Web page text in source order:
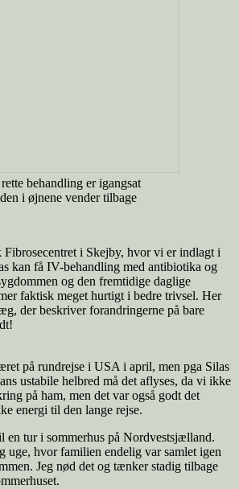
behandling er igangsat
i øjnene vender tilbage
i Skejby, hvor vi er indlagt i
kan få IV-behandling med antibiotika og
og den fremtidige daglige
faktisk meget hurtigt i bedre trivsel. Her
der beskriver forandringerne på bare
på rundrejse i USA i april, men pga Silas
ustabile helbred må det aflyses, da vi ikke
på ham, men det var også godt det
energi til den lange rejse.
en tur i sommerhus på Nordvestsjælland.
uge, hvor familien endelig var samlet igen
Jeg nød det og tænker stadig tilbage